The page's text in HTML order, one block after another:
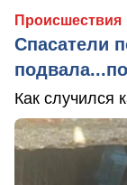
Происшествия
Спасатели
Как случился